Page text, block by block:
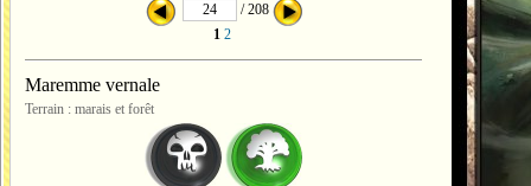
/ 208
1 2
Maremme vernale
Terrain : marais et forêt